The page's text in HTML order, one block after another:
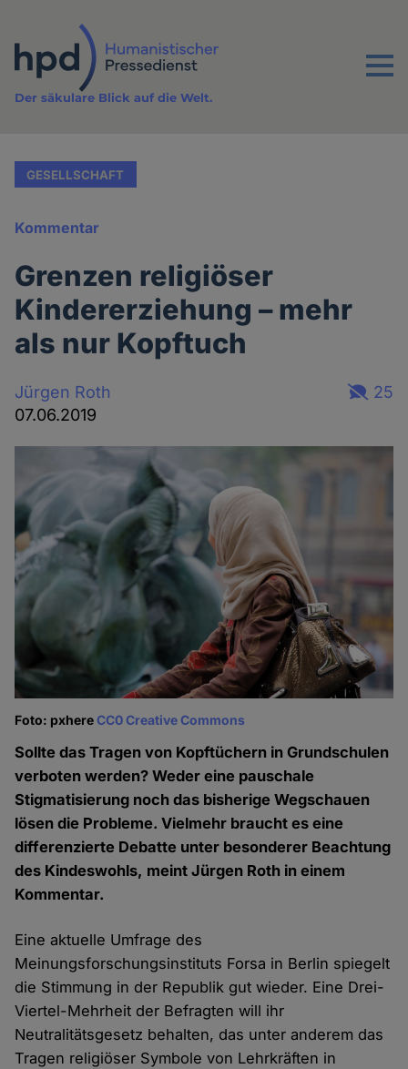
Inhalt
Menu
Der säkulare Blick auf die Welt.
GESELLSCHAFT
Kommentar
Grenzen religiöser
Kindererziehung – mehr
als nur Kopftuch
Jürgen Roth
07.06.2019
25
Foto: pxhereCC0 Creative Commons
Sollte das Tragen von Kopftüchern in Grundschulen
verboten werden? Weder eine pauschale
Stigmatisierung noch das bisherige Wegschauen
lösen die Probleme. Vielmehr braucht es eine
differenzierte Debatte unter besonderer Beachtung
des Kindeswohls, meint Jürgen Roth in einem
Kommentar.
Eine aktuelle Umfrage des
Meinungsforschungsinstituts Forsa in Berlin spiegelt
die Stimmung in der Republik gut wieder. Eine Drei-
Viertel-Mehrheit der Befragten will ihr
Neutralitätsgesetz behalten, das unter anderem das
Tragen religiöser Symbole von Lehrkräften in